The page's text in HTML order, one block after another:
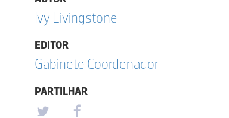
Ivy Livingstone
EDITOR
Gabinete Coordenador
PARTILHAR